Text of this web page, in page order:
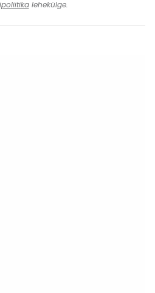
lehekülge.